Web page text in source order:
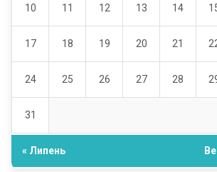
10 11 12 13 14
17 18 19 20 21
24 25 26 27 28
31
« Липень